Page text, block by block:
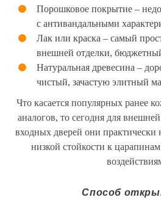
Порошковое покрытие –
с антивандальными
Лак или краска – самый
внешней отделки,
Натуральная древесина –
чистый, зачастую элитный
Что касается популярных ранее
аналогов, то сегодня для
входных дверей они практически
низкой стойкости к
Способ